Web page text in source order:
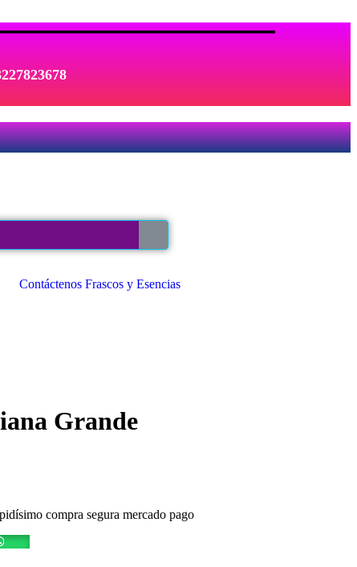
Contáctenos Frascos y Esencias
Grande
compra segura mercado pago